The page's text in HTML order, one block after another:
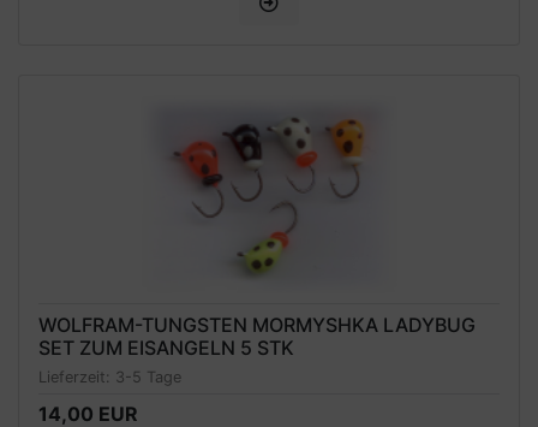
WOLFRAM-TUNGSTEN MORMYSHKA LADYBUG
SET ZUM EISANGELN 5 STK
Lieferzeit: 3-5 Tage
14,00 EUR